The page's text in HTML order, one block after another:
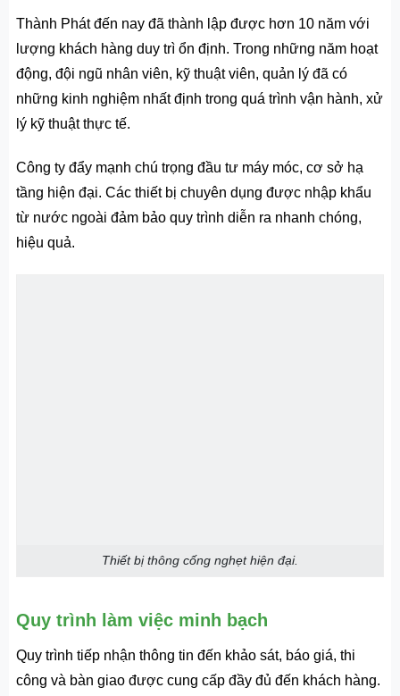
Thành Phát đến nay đã thành lập được hơn 10 năm với
lượng khách hàng duy trì ổn định. Trong những năm hoạt
động, đội ngũ nhân viên, kỹ thuật viên, quản lý đã có
những kinh nghiệm nhất định trong quá trình vận hành, xử
lý kỹ thuật thực tế.
Công ty đẩy mạnh chú trọng đầu tư máy móc, cơ sở hạ
tầng hiện đại. Các thiết bị chuyên dụng được nhập khẩu
từ nước ngoài đảm bảo quy trình diễn ra nhanh chóng,
hiệu quả.
Thiết bị thông cống nghẹt hiện đại.
Quy trình làm việc minh bạch
Quy trình tiếp nhận thông tin đến khảo sát, báo giá, thi
công và bàn giao được cung cấp đầy đủ đến khách hàng.